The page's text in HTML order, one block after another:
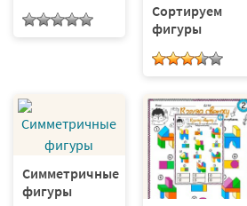
Сортируем
фигуры
Симметричные
фигуры